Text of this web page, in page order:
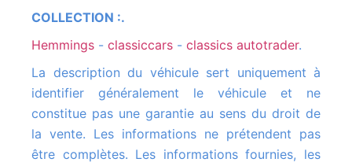
COLLECTION :.
hemmings - classiccars - classics autotrader.
La description du véhicule sert uniquement à
identifier généralement le véhicule et ne
constitue pas une garantie au sens du droit de
la vente. Les informations ne prétendent pas
être complètes. Les informations fournies, les